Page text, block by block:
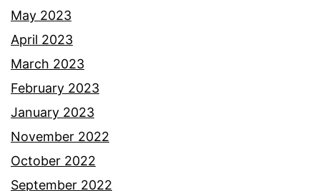
May 2023
April 2023
March 2023
February 2023
January 2023
November 2022
October 2022
September 2022